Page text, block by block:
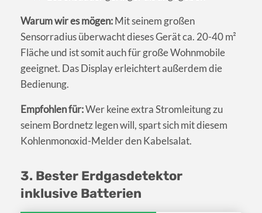
Warum wir es mögen:Mit seinem großen
Sensorradius überwacht dieses Gerät ca. 20-40 m²
Fläche und ist somit auch für große Wohnmobile
geeignet. Das Display erleichtert außerdem die
Bedienung.
Empfohlen für:Wer keine extra Stromleitung zu
seinem Bordnetz legen will, spart sich mit diesem
Kohlenmonoxid-Melder den Kabelsalat.
3. Bester Erdgasdetektor
inklusive Batterien